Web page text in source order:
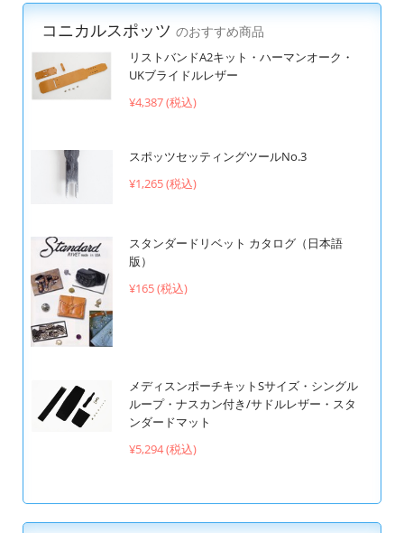
コニカルスポッツ のおすすめ商品
リストバンドA2キット・ハーマンオーク・
UKブライドルレザー
¥4,387 (税込)
スポッツセッティングツールNo.3
¥1,265 (税込)
スタンダードリベット カタログ（日本語
版）
¥165 (税込)
メディスンポーチキットSサイズ・シングル
ループ・ナスカン付き/サドルレザー・スタ
ンダードマット
¥5,294 (税込)